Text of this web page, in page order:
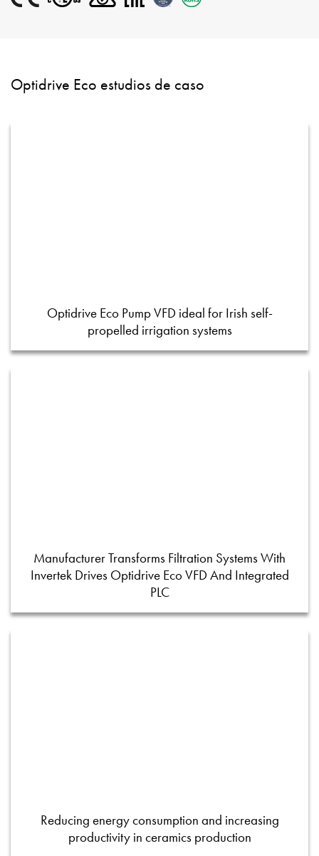
Optidrive Eco estudios de caso
Optidrive Eco Pump VFD ideal for Irish self-
propelled irrigation systems
Manufacturer Transforms Filtration Systems With
Invertek Drives Optidrive Eco VFD And Integrated
PLC
Reducing energy consumption and increasing
productivity in ceramics production